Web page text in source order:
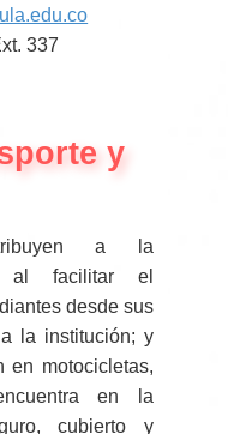
337
y
a la
al facilitar el
desde sus
la institución; y
en motocicletas,
en la
cubierto y